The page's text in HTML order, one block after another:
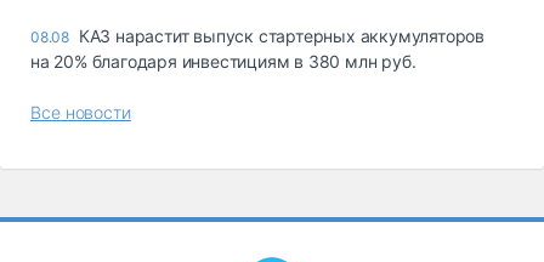
08.08 КАЗ нарастит выпуск стартерных аккумуляторов
на 20% благодаря инвестициям в 380 млн руб.
Все новости